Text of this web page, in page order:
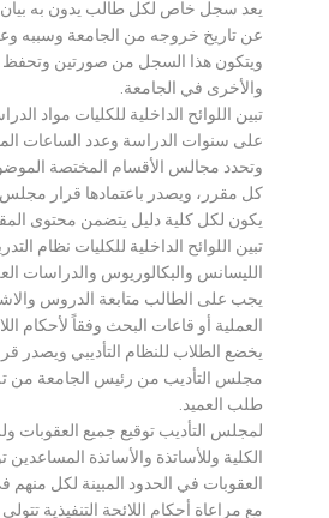
يعد سجل خاص لكل طالب يدون به بيان
عن تاريخ خروجه من الجامعة وسببه
ويتكون هذا السجل من صورتين وتحفظ
والأخرى في الجامعة.
تبين اللوائح الداخلية للكليات مواد
على سنوات الدراسة وعدد الساعات
وتحدد مجالس الأقسام المختصة
كل مقرر، ويصدر باعتمادها قرار مجلس
يكون لكل كلية دليل يتضمن محتوى
تبين اللوائح الداخلية للكليات نظام
الليسانس والبكالوريوس والدراسات
يجب على الطالب متابعة الدروس
العملية أو قاعات البحث وفقاً لأحكام
يخضع الطلاب للنظام التأديبي ويصدر
مجلس التأديب من رئيس الجامعة من
طلب العميد.
لمجلس التأديب توقيع جميع العقوبات
الكلية وللأساتذة والأساتذة
العقوبات في الحدود المبينة لكل منهم في
مع مراعاة أحكام اللائحة التنفيذية تتولى